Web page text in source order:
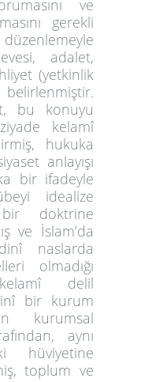
ve
gerekli
adalet,
(yetkinlik
bu konuyu
kelamî
hukuka
anlayışı
bir ifadeyle
idealize
doktrine
ve İslam’da
naslarda
olmadığı
delil
bir kurum
kurumsal
aynı
hüviyetine
toplum ve